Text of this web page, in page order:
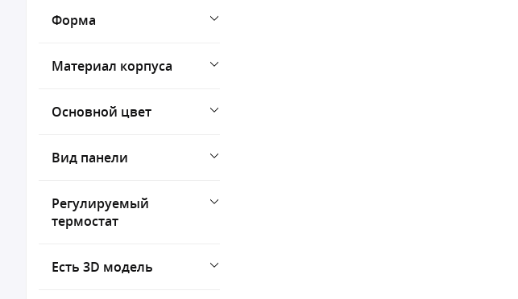
Форма
Материал корпуса
Основной цвет
Вид панели
Регулируемый
термостат
Есть 3D модель